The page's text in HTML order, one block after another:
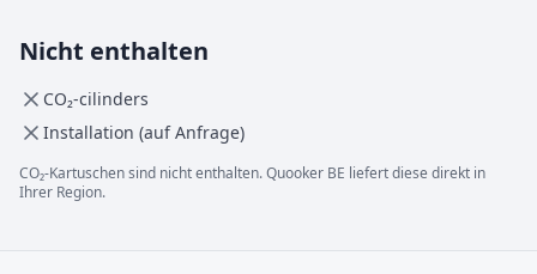
Nicht enthalten
CO₂-cilinders
Installation (auf Anfrage)
CO₂-Kartuschen sind nicht enthalten. Quooker BE liefert diese direkt in
Ihrer Region.